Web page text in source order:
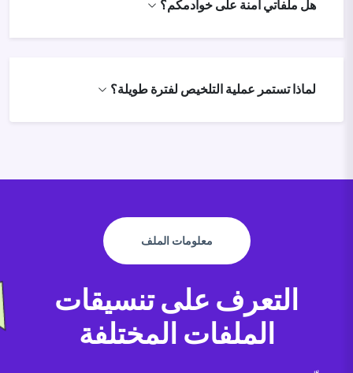
هل ملفاتي آمنة على خوادمكم؟
لماذا تستمر عملية التلخيص لفترة طويلة؟
معلومات الملف
التعرف على تنسيقات
الملفات المختلفة